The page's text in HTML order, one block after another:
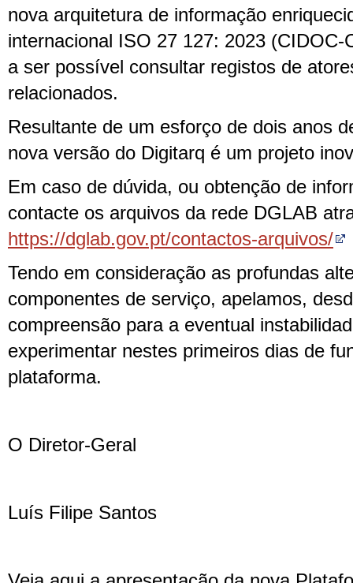
nova arquitetura de informação
internacional ISO 27 127: 2023 (CIDOC-
a ser possível consultar registos de
relacionados.
Resultante de um esforço de dois anos
nova versão do Digitarq é um projeto
Em caso de dúvida, ou obtenção de
contacte os arquivos da rede DGLAB
https://dglab.gov.pt/contactos-arquivos/
Tendo em consideração as profundas
componentes de serviço, apelamos,
compreensão para a eventual
experimentar nestes primeiros dias de
plataforma.
O Diretor-Geral
Luís Filipe Santos